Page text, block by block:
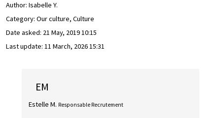
Author: Isabelle Y.
Category: Our culture, Culture
Date asked: 21 May, 2019 10:15
Last update: 11 March, 2026 15:31
EM
Estelle M. Responsable Recrutement